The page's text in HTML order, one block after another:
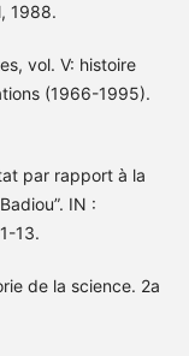
1988.
vol. V: histoire
(1966-1995).
par rapport à la
IN :
13.
de la science. 2a